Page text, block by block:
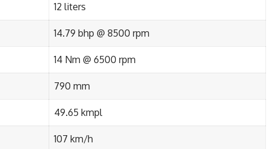
12 liters
14.79 bhp @ 8500 rpm
14 Nm @ 6500 rpm
790 mm
49.65 kmpl
107 km/h